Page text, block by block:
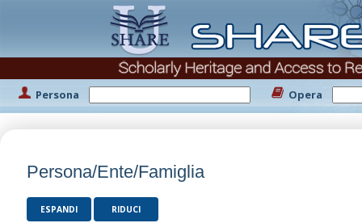
Persona Opera
Persona/Ente/Famiglia
ESPANDI RIDUCI